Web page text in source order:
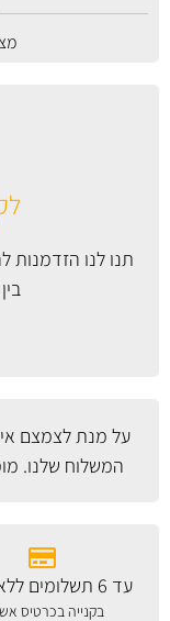
תנו לנו הזדמנות
על מנת לצמצם
המשלוח שלנו.
עד 6 תשלומים ללא ריבית
בקנייה בכרטיס